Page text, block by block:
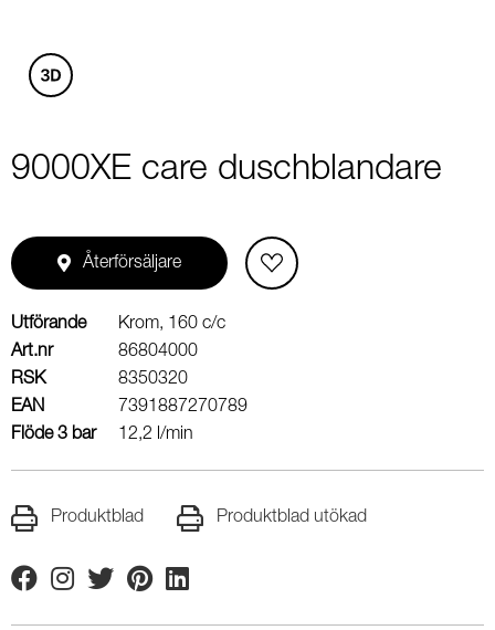
9000XE care duschblandare
Återförsäljare
Utförande
Krom, 160 c/c
Art.nr
86804000
RSK
8350320
EAN
7391887270789
Flöde 3 bar
12,2 l/min
Produktblad Produktblad utökad
FacebookInstagram
TwitterPinterestLinkedin